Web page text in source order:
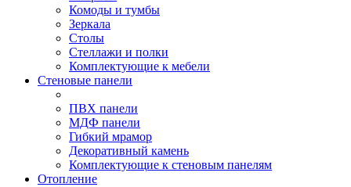
Комоды и тумбы
Зеркала
Столы
Стеллажи и полки
Комплектующие к мебели
Стеновые панели
ПВХ панели
МДФ панели
Гибкий мрамор
Декоративный камень
Комплектующие к стеновым панелям
Отопление